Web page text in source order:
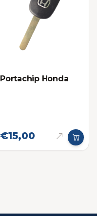
Portachip Honda
€15,00